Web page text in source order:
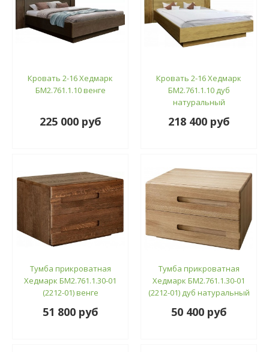
Кровать 2-16 Хедмарк
БМ2.761.1.10 венге
225 000 руб
Кровать 2-16 Хедмарк
БМ2.761.1.10 дуб
натуральный
218 400 руб
Тумба прикроватная
Хедмарк БМ2.761.1.30-01
(2212-01) венге
51 800 руб
Тумба прикроватная
Хедмарк БМ2.761.1.30-01
(2212-01) дуб натуральный
50 400 руб